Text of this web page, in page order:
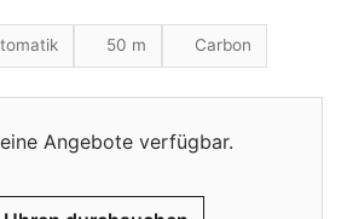
50 m Carbon
Angebote verfügbar.